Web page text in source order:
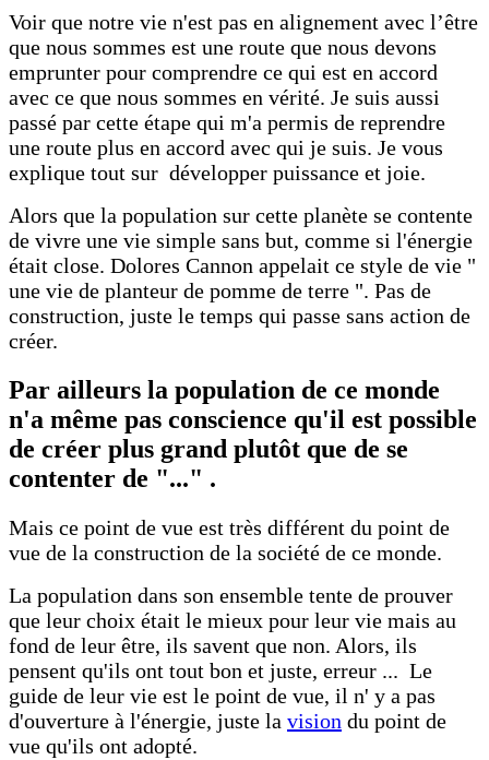
Voir que notre vie n'est pas en alignement avec l’être
que nous sommes est une route que nous devons
emprunter pour comprendre ce qui est en accord
avec ce que nous sommes en vérité. Je suis aussi
passé par cette étape qui m'a permis de reprendre
une route plus en accord avec qui je suis. Je vous
explique tout sur développer puissance et joie.
Alors que la population sur cette planète se contente
de vivre une vie simple sans but, comme si l'énergie
était close. Dolores Cannon appelait ce style de vie "
une vie de planteur de pomme de terre ". Pas de
construction, juste le temps qui passe sans action de
créer.
Par ailleurs la population de ce monde
n'a même pas conscience qu'il est possible
de créer plus grand plutôt que de se
contenter de "..." .
Mais ce point de vue est très différent du point de
vue de la construction de la société de ce monde.
La population dans son ensemble tente de prouver
que leur choix était le mieux pour leur vie mais au
fond de leur être, ils savent que non. Alors, ils
pensent qu'ils ont tout bon et juste, erreur ... Le
guide de leur vie est le point de vue, il n' y a pas
d'ouverture à l'énergie, juste la vision du point de
vue qu'ils ont adopté.